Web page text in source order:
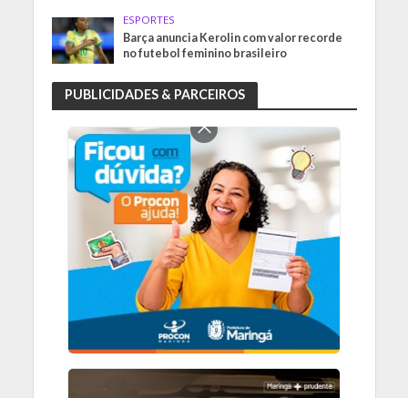
ESPORTES
Barça anuncia Kerolin com valor recorde
no futebol feminino brasileiro
PUBLICIDADES & PARCEIROS